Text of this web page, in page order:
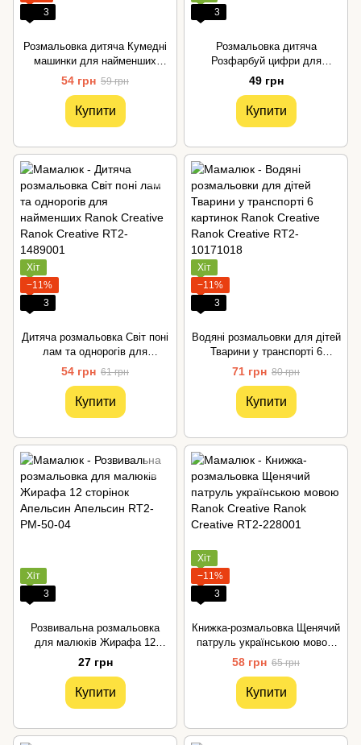
3
Розмальовка дитяча Кумедні
машинки для найменших
Ranok Creative
54 грн 59 грн
Купити
3
Розмальовка дитяча
Розфарбуй цифри для
малюків Ranok Creative
49 грн
Купити
Хіт
−11%
3
Дитяча розмальовка Світ поні
лам та однорогів для
найменших Ranok Creative
54 грн 61 грн
Купити
Хіт
−11%
3
Водяні розмальовки для дітей
Тварини у транспорті 6
картинок Ranok Creative
71 грн 80 грн
Купити
Хіт
3
Розвивальна розмальовка
для малюків Жирафа 12
сторінок Апельсин
27 грн
Купити
Хіт
−11%
3
Книжка-розмальовка Щенячий
патруль українською мовою
Ranok Creative
58 грн 65 грн
Купити